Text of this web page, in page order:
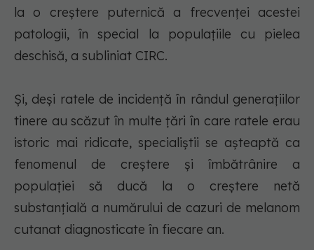
la o creştere puternică a frecvenţei acestei
patologii, în special la populaţiile cu pielea
deschisă, a subliniat CIRC.
Şi, deşi ratele de incidenţă în rândul generaţiilor
tinere au scăzut în multe ţări în care ratele erau
istoric mai ridicate, specialiştii se aşteaptă ca
fenomenul de creştere şi îmbătrânire a
populaţiei să ducă la o creştere netă
substanţială a numărului de cazuri de melanom
cutanat diagnosticate în fiecare an.